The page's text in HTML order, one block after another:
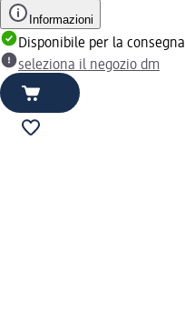
Informazioni
Disponibile per la consegna
seleziona il negozio dm